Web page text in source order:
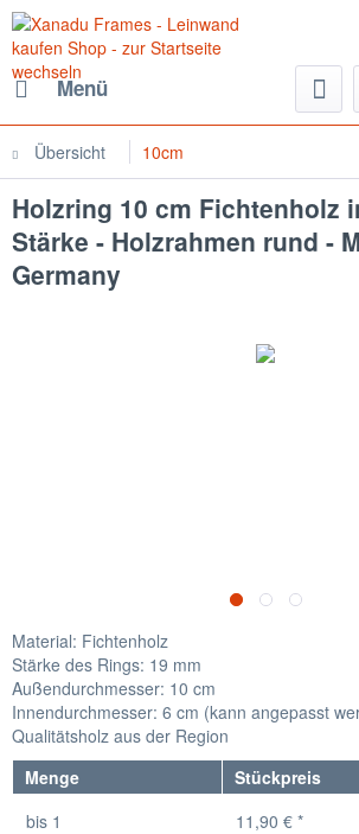
Menü
Übersicht 10cm
Holzring 10 cm Fichtenholz
Stärke - Holzrahmen rund -
Germany
Material: Fichtenholz
Stärke des Rings: 19 mm
Außendurchmesser: 10 cm
Innendurchmesser: 6 cm (kann angepasst
Qualitätsholz aus der Region
Menge
Stückpreis
bis 1 11,90 € *